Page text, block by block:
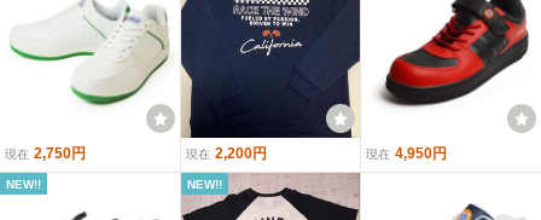
現在 2,750円 現在 2,200円 現在 4,950円
NEW!! NEW!!